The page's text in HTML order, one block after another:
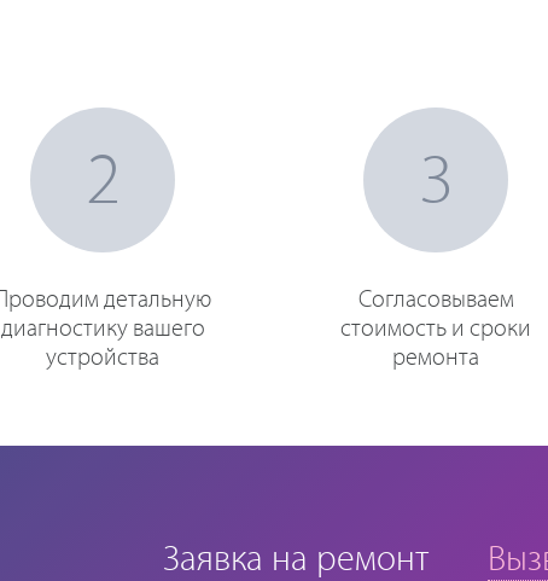
2
Проводим детальную
диагностику вашего
устройства
3
Согласовываем
стоимость и сроки
ремонта
Заявка на ремонт